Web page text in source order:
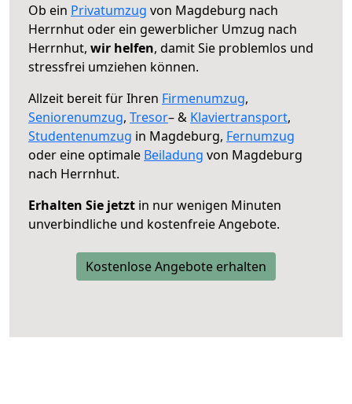
Ob ein Privatumzug von Magdeburg nach
Herrnhut oder ein gewerblicher Umzug nach
Herrnhut, wir helfen, damit Sie problemlos und
stressfrei umziehen können.
Allzeit bereit für Ihren Firmenumzug,
Seniorenumzug, Tresor– & Klaviertransport,
Studentenumzug in Magdeburg, Fernumzug
oder eine optimale Beiladung von Magdeburg
nach Herrnhut.
Erhalten Sie jetzt in nur wenigen Minuten
unverbindliche und kostenfreie Angebote.
Kostenlose Angebote erhalten